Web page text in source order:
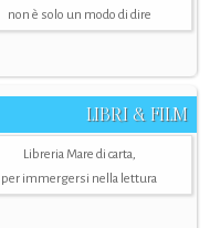
non è solo un modo di dire
LIBRI & FILM
Libreria Mare di carta,
per immergersi nella lettura